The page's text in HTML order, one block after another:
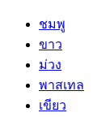
ชมพู
ขาว
ม่วง
พาสเทล
เขียว